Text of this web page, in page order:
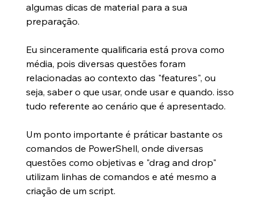
algumas dicas de material para a sua
preparação.
Eu sinceramente qualificaria está prova como
média, pois diversas questões foram
relacionadas ao contexto das "features", ou
seja, saber o que usar, onde usar e quando. isso
tudo referente ao cenário que é apresentado.
Um ponto importante é práticar bastante os
comandos de PowerShell, onde diversas
questões como objetivas e "drag and drop"
utilizam linhas de comandos e até mesmo a
criação de um script.